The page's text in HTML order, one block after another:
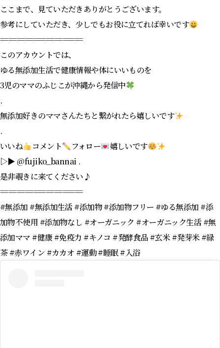
ここまで、見ていただきありがとうございます。
参考にしていただき、少しでもお役に立てれば幸いです
====================
このアカウントでは、
ゆる無添加生活で健康情報や体にいいものを
3児のママのふじこが沖縄から発信中
.
無添加好きのママさんたちと繋がれたら嬉しいです
.
いいね
コメント フォロー
嬉しいです
▷▶︎ @fujiko_bannai .
是非覗きに来てください♪
====================
#無添加 #無添加生活 #添加物 #添加物フリー #ゆる無添加 #添
加物不使用 #添加物なし #オーガニック #オーガニック生活 #無
添加ママ #健康 #免疫力 #キノコ #発酵食品 #玄米 #発芽米 #緑
茶 #赤ワイン #カカオ #運動 #睡眠 #入浴